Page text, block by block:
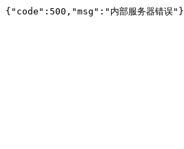
{"code":500,"msg":"内部服务器错误"}